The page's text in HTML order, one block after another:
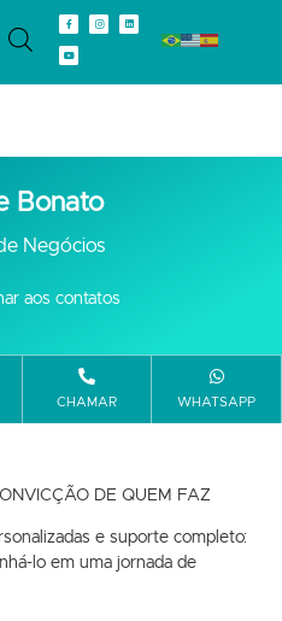
Bonato
Negócios
aos contatos
WHATSAPP
CHAMAR
DE QUEM FAZ
e suporte completo:
lo em uma jornada de